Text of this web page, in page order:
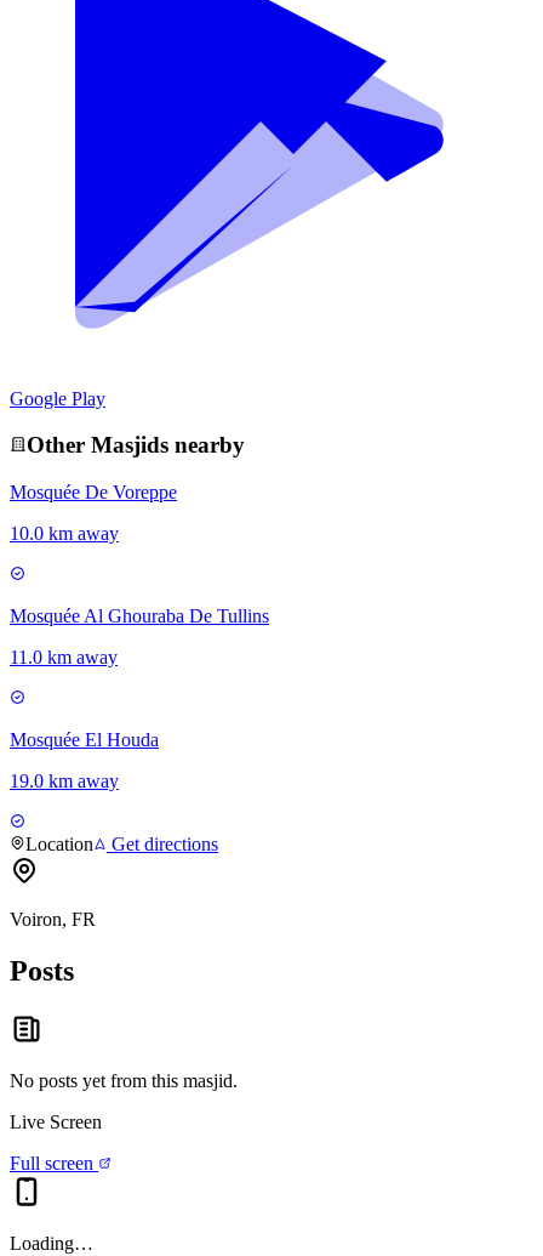
Google Play
Other Masjids nearby
Mosquée De Voreppe
10.0 km away
Mosquée Al Ghouraba De Tullins
11.0 km away
Mosquée El Houda
19.0 km away
Location Get directions
Voiron, FR
Posts
No posts yet from this masjid.
Live Screen
Full screen
Loading…